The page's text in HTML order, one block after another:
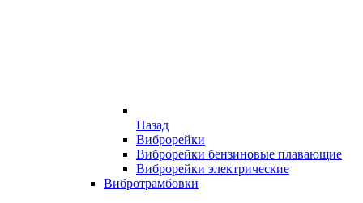
Назад
Виброрейки
Виброрейки бензиновые плавающие
Виброрейки электрические
Вибротрамбовки